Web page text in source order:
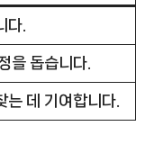
다.
을 돕습니다.
는 데 기여합니다.